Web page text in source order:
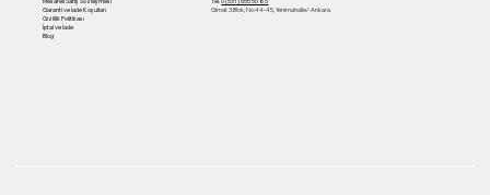
Garanti ve İade Koşulları
Gizlilik Politikası
İptal ve İade
Blog
Gimat 3.Blok, No:44-45, Yenimahalle/ Ankara